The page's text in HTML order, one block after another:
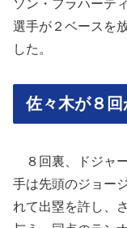
ソン・フラハーテ
選手が２ベースを
した。
佐々木が８回
８回裏、ドジャ
手は先頭のジョー
れて出塁を許し、